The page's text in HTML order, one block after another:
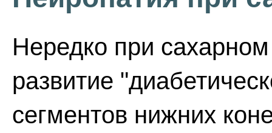
Нередко при
развитие
сегментов нижних